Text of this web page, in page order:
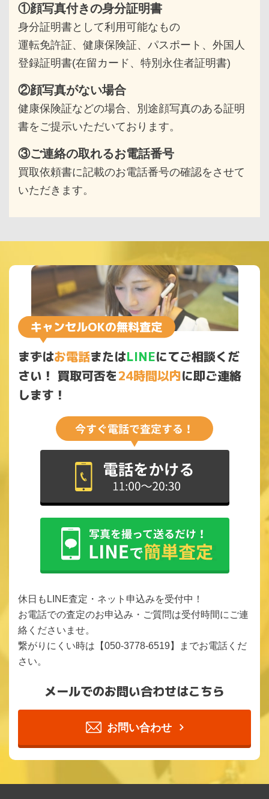
①顔写真付きの身分証明書
身分証明書として利用可能なもの
運転免許証、健康保険証、パスポート、 外国人
登録証明書(在留カード、特別永住者証明書)
②顔写真がない場合
健康保険証などの場合、別途顔写真のある証明
書をご提示いただいております。
③ご連絡の取れるお電話番号
買取依頼書に記載のお電話番号の確認をさせて
いただきます。
まずはお電話またはLINEにてご相談くだ
さい！ 買取可否を24時間以内に即ご連絡
します！
休日もLINE査定・ネット申込みを受付中！
お電話での査定のお申込み・ご質問は受付時間にご連
絡くださいませ。
繋がりにくい時は【050-3778-6519】までお電話くだ
さい。
メールでのお問い合わせはこちら
お問い合わせ